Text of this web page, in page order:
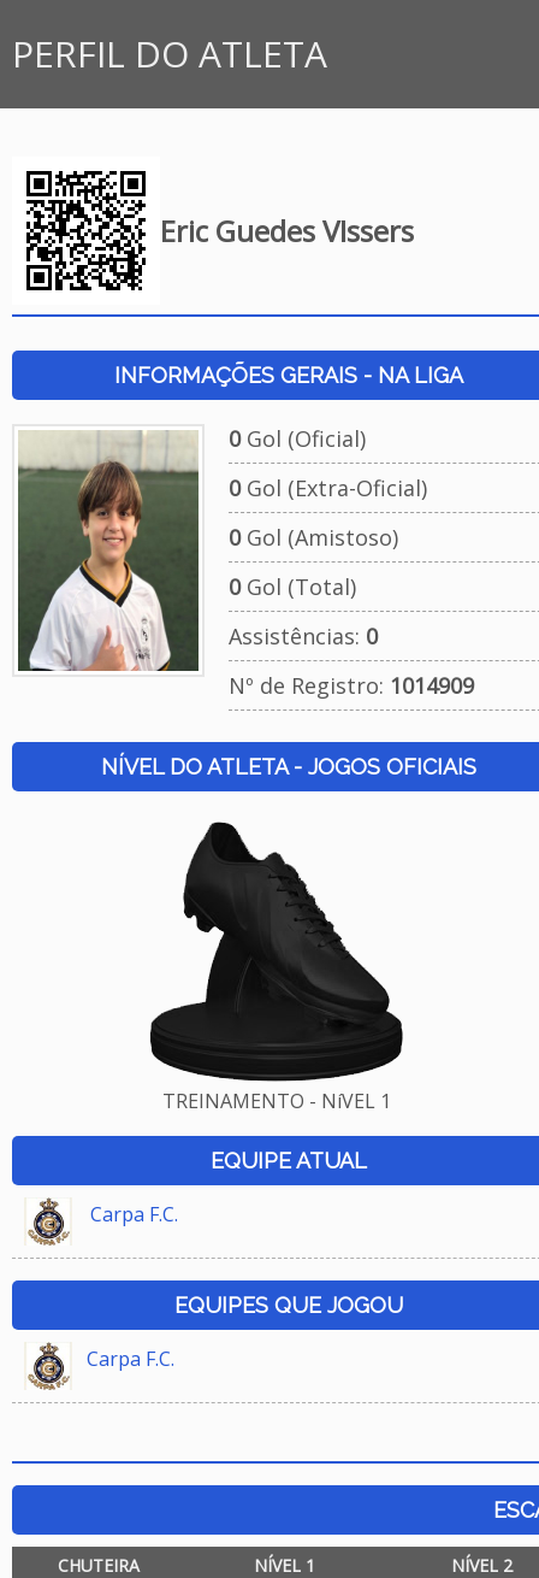
PERFIL DO ATLETA
Eric Guedes VIssers
INFORMAÇÕES GERAIS - NA LIGA
0Gol (Oficial)
0Gol (Extra-Oficial)
0Gol (Amistoso)
0Gol (Total)
Assistências: 0
Nº de Registro: 1014909
NÍVEL DO ATLETA - JOGOS OFICIAIS
TREINAMENTO - NíVEL 1
EQUIPE ATUAL
Carpa F.C.
EQUIPES QUE JOGOU
Carpa F.C.
CHUTEIRA NÍVEL 1 NÍVEL 2